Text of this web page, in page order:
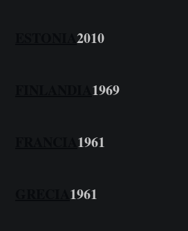
2010
1969
1961
1961